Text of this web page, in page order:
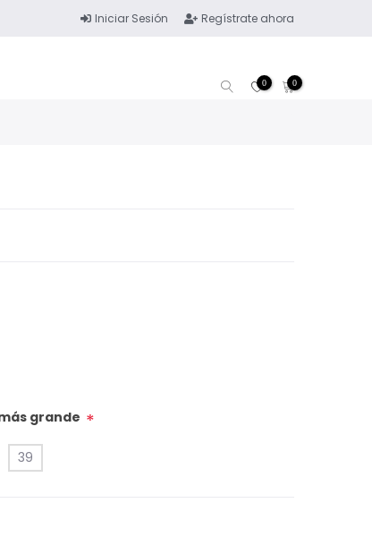
Iniciar Sesión Regístrate ahora
0 0
grande *
39